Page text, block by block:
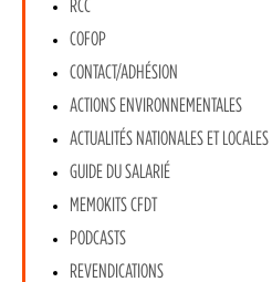
RCC
COFOP
CONTACT/ADHÉSION
ACTIONS ENVIRONNEMENTALES
ACTUALITÉS NATIONALES ET LOCALES
GUIDE DU SALARIÉ
MEMOKITS CFDT
PODCASTS
REVENDICATIONS